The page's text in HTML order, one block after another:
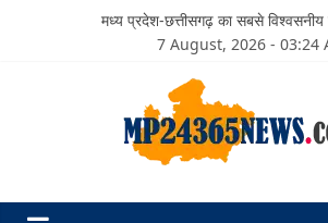
मध्य प्रदेश-छत्तीसगढ़ का सबसे विश्वसनीय
7 August, 2026 - 03:24